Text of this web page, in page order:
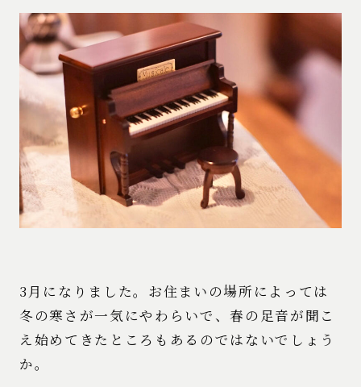
3月になりました。お住まいの場所によっては
冬の寒さが一気にやわらいで、春の足音が聞こ
え始めてきたところもあるのではないでしょう
か。